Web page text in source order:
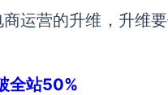
运营的升维，升维
全站50%